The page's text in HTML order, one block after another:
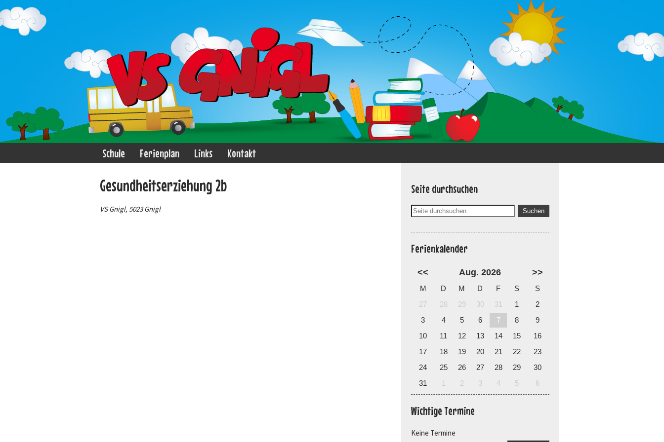
Schule Ferienplan Links Kontakt
Gesundheitserziehung 2b
VS Gnigl, 5023 Gnigl
Seite durchsuchen
Ferienkalender
<< Aug. 2026 >>
M D M D F S
S
27
28 29 30 31 1
2
3
4 5 6 7 8
9
10
11 12 13 14 15
16
17
18 19 20 21 22
23
24
25 26 27 28 29
30
31
1 2 3 4 5 6
Wichtige Termine
Keine Termine